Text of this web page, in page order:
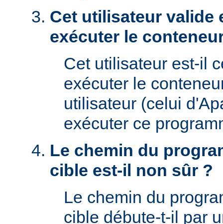
Cet utilisateur valide
exécuter le
Cet utilisateur est-il
exécuter le
utilisateur (celui
exécuter ce
Le chemin du
cible est-il non sûr ?
Le chemin du
cible débute-t-il par